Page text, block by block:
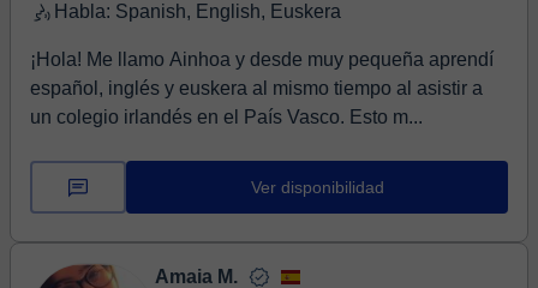
Habla: Spanish, English, Euskera
¡Hola! Me llamo Ainhoa y desde muy pequeña aprendí
español, inglés y euskera al mismo tiempo al asistir a
un colegio irlandés en el País Vasco. Esto m...
Ver disponibilidad
Amaia M.